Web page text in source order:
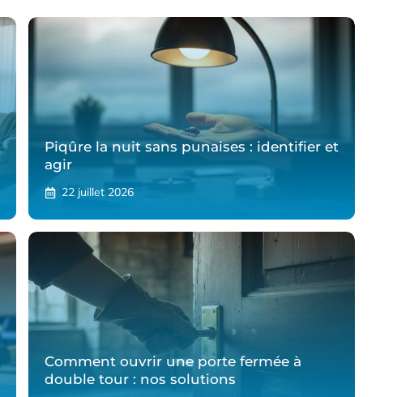
Piqûre la nuit sans punaises : identifier et
agir
22 juillet 2026
Comment ouvrir une porte fermée à
double tour : nos solutions